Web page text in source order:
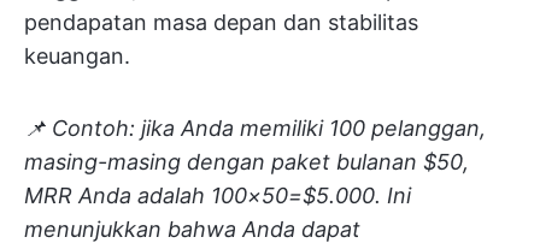
pendapatan masa depan dan stabilitas
keuangan.
📌 Contoh: jika Anda memiliki 100 pelanggan,
masing-masing dengan paket bulanan $50,
MRR Anda adalah 100×50=$5.000. Ini
menunjukkan bahwa Anda dapat